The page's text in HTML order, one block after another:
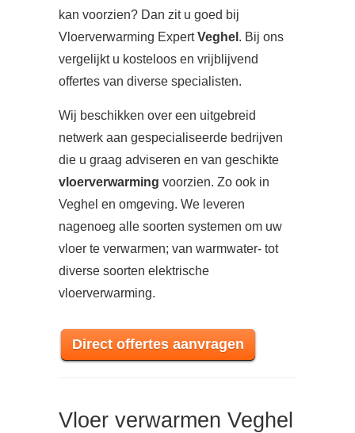
kan voorzien? Dan zit u goed bij
Vloerverwarming ExpertVeghel . Bij ons
vergelijkt u kosteloos en vrijblijvend
offertes van diverse specialisten.
Wij beschikken over een uitgebreid
netwerk aan gespecialiseerde bedrijven
die u graag adviseren en van geschikte
vloerverwarming voorzien. Zo ook in
Veghel en omgeving. We leveren
nagenoeg alle soorten systemen om uw
vloer te verwarmen; van warmwater- tot
diverse soorten elektrische
vloerverwarming.
Direct offertes aanvragen
Vloer verwarmen Veghel